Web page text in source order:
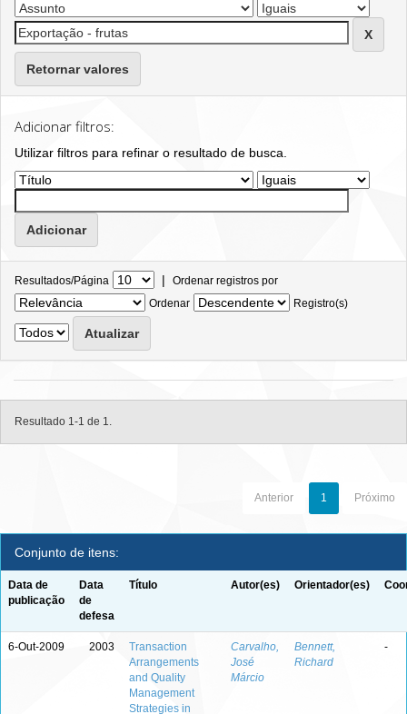
Retornar valores
Adicionar filtros:
Utilizar filtros para refinar o resultado de busca.
Resultados/Página | Ordenar registros por
Ordenar
Registro(s)
Resultado 1-1 de 1.
Anterior 1 Próximo
Conjunto de itens:
Data de
publicação
Data
de
defesa
Título Autor(es) Orientador(es)
6-Out-2009 2003
Transaction
Arrangements
and Quality
Management
Strategies in
Carvalho,
José
Márcio
Bennett,
Richard
-